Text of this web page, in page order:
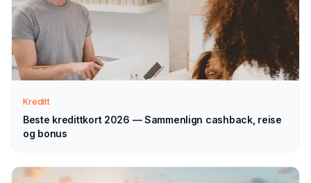
Send søknad
Fyll ut vårt enkle skjema — det tar bare noen minutter.
Velg lån til reise som type.
2 Vi tar kontakt
veiledning — normalt innen 1–2 virkedager.
Kreditt
Beste kredittkort 2026 — Sammenlign cashback, reise
og bonus